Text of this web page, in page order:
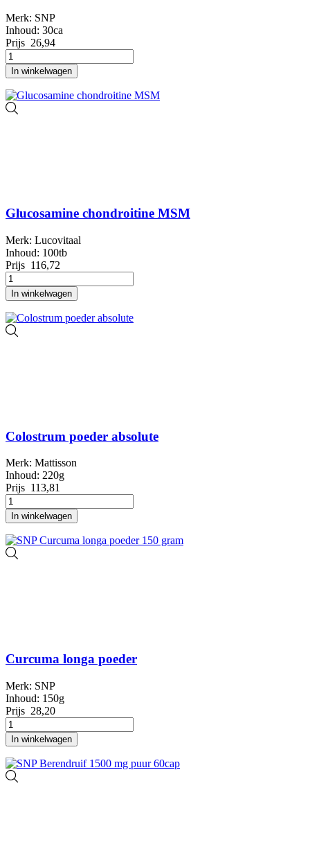
Merk: SNP
Inhoud: 30ca
Prijs 26,94
In winkelwagen
Glucosamine chondroitine MSM
Merk: Lucovitaal
Inhoud: 100tb
Prijs 116,72
In winkelwagen
Colostrum poeder absolute
Merk: Mattisson
Inhoud: 220g
Prijs 113,81
In winkelwagen
Curcuma longa poeder
Merk: SNP
Inhoud: 150g
Prijs 28,20
In winkelwagen